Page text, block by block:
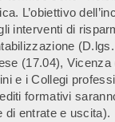
L’obiettivo
interventi di
(17.04),
e i Collegi
formativi
di entrate e uscita).